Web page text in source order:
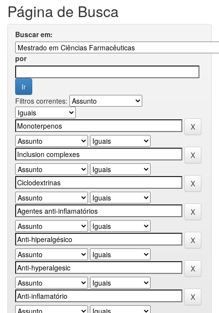
Página de Busca
Buscar em:
por
Filtros correntes: